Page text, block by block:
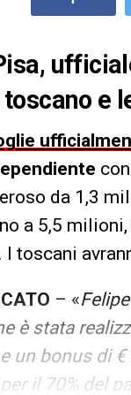
e
da 1,3
a 5,5
I toscani
– «
è stata
un bonus di
il 70% del